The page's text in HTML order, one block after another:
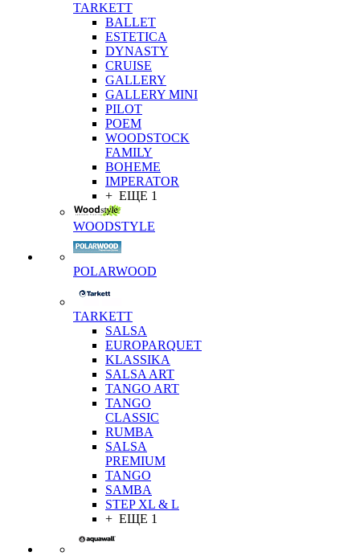
TARKETT
BALLET
ESTETICA
DYNASTY
CRUISE
GALLERY
GALLERY MINI
PILOT
POEM
WOODSTOCK
FAMILY
BOHEME
IMPERATOR
+ ЕЩЕ 1
WOODSTYLE
POLARWOOD
TARKETT
SALSA
EUROPARQUET
KLASSIKA
SALSA ART
TANGO ART
TANGO
CLASSIC
RUMBA
SALSA
PREMIUM
TANGO
SAMBA
STEP XL & L
+ ЕЩЕ 1